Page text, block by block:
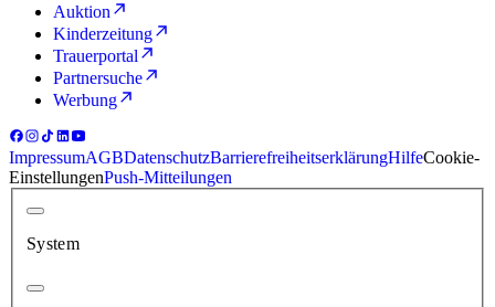
Auktion
Kinderzeitung
Trauerportal
Partnersuche
Werbung
ImpressumAGBDatenschutzBarrierefreiheitserklärungHilfeCookie-
EinstellungenPush-Mitteilungen
System